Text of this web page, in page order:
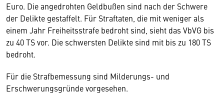
Euro. Die angedrohten Geldbußen sind nach der Schwere
der Delikte gestaffelt. Für Straftaten, die mit weniger als
einem Jahr Freiheitsstrafe bedroht sind, sieht das VbVG bis
zu 40 TS vor. Die schwersten Delikte sind mit bis zu 180 TS
bedroht.
Für die Strafbemessung sind Milderungs- und
Erschwerungsgründe vorgesehen.